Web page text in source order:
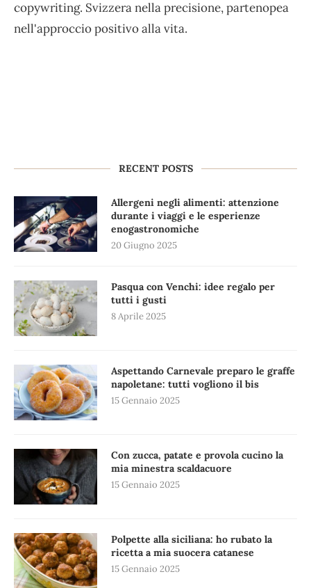
copywriting. Svizzera nella precisione, partenopea
nell'approccio positivo alla vita.
RECENT POSTS
Allergeni negli alimenti: attenzione
durante i viaggi e le esperienze
enogastronomiche
20 Giugno 2025
Pasqua con Venchi: idee regalo per
tutti i gusti
8 Aprile 2025
Aspettando Carnevale preparo le graffe
napoletane: tutti vogliono il bis
15 Gennaio 2025
Con zucca, patate e provola cucino la
mia minestra scaldacuore
15 Gennaio 2025
Polpette alla siciliana: ho rubato la
ricetta a mia suocera catanese
15 Gennaio 2025